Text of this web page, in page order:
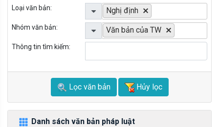
Loại văn bản: Nghị định
Nhóm văn bản: Văn bản của TW
Thông tin tìm kiếm:
Lọc văn bản Hủy lọc
Danh sách văn bản pháp luật